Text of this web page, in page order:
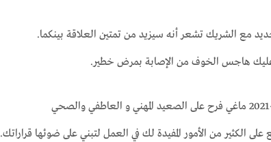
مع الشريك تشعر أنه سيزيد من تمتين العلاقة بينكما.
هاجس الخوف من الإصابة بمرض خطير.
الكثير من الأمور المفيدة لك في العمل لتبني على ضوئها قراراتك.